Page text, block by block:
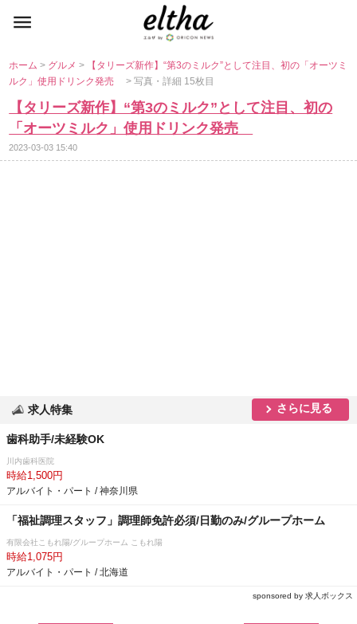
ホーム> グルメ>
【タリーズ新作】“第3のミルク”として注目、初の「オーツミ
ルク」使用ドリンク発売> 写真・詳細 15枚目
【タリーズ新作】“第3のミルク”として注目、初の
「オーツミルク」使用ドリンク発売
2023-03-03 15:40
求人特集 さらに見る
歯科助手/未経験OK
川内歯科医院
時給1,500円
アルバイト・パート / 神奈川県
「福祉調理スタッフ」調理師免許必須/日勤のみ/グループホーム
有限会社こもれ陽/グループホーム こもれ陽
時給1,075円
アルバイト・パート / 北海道
sponsored by 求人ボックス